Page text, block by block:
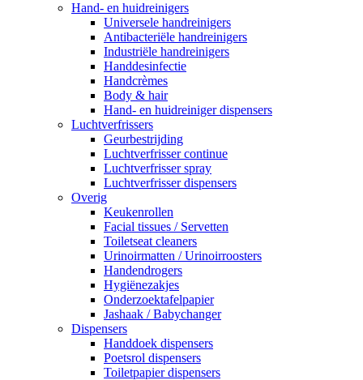
Hand- en huidreinigers
Universele handreinigers
Antibacteriële handreinigers
Industriële handreinigers
Handdesinfectie
Handcrèmes
Body & hair
Hand- en huidreiniger dispensers
Luchtverfrissers
Geurbestrijding
Luchtverfrisser continue
Luchtverfrisser spray
Luchtverfrisser dispensers
Overig
Keukenrollen
Facial tissues / Servetten
Toiletseat cleaners
Urinoirmatten / Urinoirroosters
Handendrogers
Hygiënezakjes
Onderzoektafelpapier
Jashaak / Babychanger
Dispensers
Handdoek dispensers
Poetsrol dispensers
Toiletpapier dispensers